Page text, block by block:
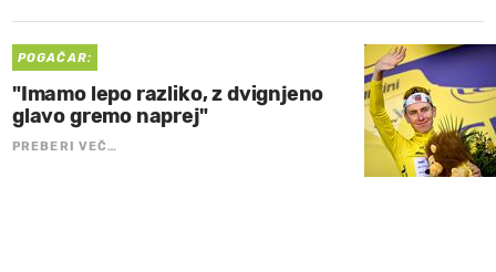
POGAČAR:
"Imamo lepo razliko, z dvignjeno
glavo gremo naprej"
PREBERI VEČ…